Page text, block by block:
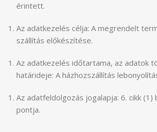
érintett.
Az adatkezelés célja: A megrendelt
szállítás előkészítése.
Az adatkezelés időtartama, az adatok
határideje: A házhozszállítás
Az adatfeldolgozás jogalapja: 6. cikk (1)
pontja.